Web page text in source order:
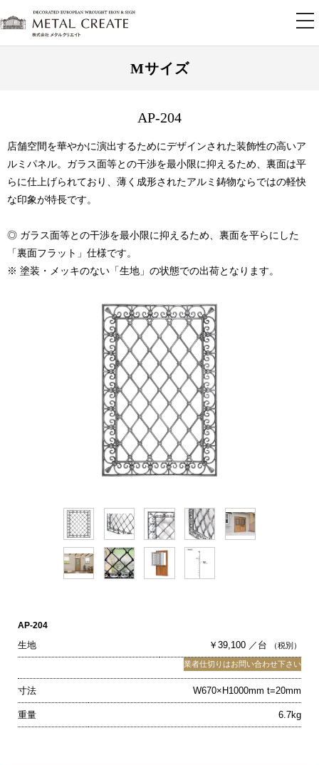
Mサイズ
AP-204
店舗空間を華やかに演出するためにデザインされた装飾性の高いア
ルミパネル。ガラス面等との干渉を最小限に抑えるため、裏面は平
らに仕上げられており、薄く成形されたアルミ鋳物ならではの軽快
な印象が特長です。
◎ ガラス面等との干渉を最小限に抑えるため、裏面を平らにした
「裏面フラット」仕様です。
※ 塗装・メッキのない「生地」の状態での出荷となります。
AP-204
生地 ￥39,100 ／台 （税別）
業者仕切りはお問い合わせ下さい
寸法 W670×H1000mm t=20mm
重量 6.7kg